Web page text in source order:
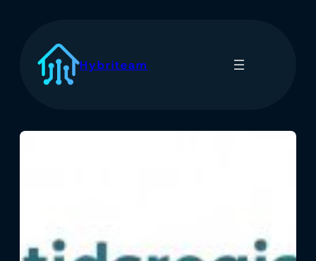
Hybriteam